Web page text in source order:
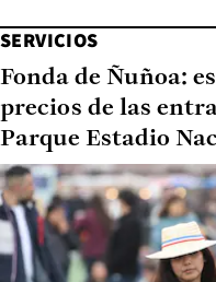
SERVICIOS
Fonda de Ñuñoa:
precios de las
Parque Estadio